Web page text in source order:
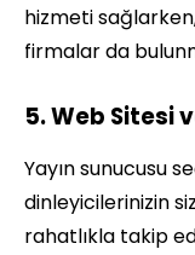
hizmeti
firmalar da
5. Web Sitesi
Yayın sunucusu
dinleyicilerinizin
rahatlıkla takip